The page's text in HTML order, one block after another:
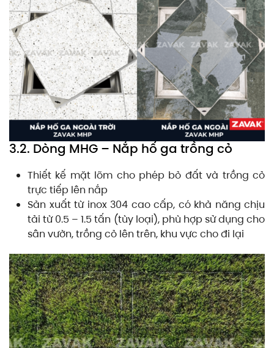
3.2. Dòng MHG – Nắp hố ga trồng cỏ
Thiết kế mặt lõm cho phép bỏ đất và trồng cỏ
trực tiếp lên nắp
Sản xuất từ inox 304 cao cấp, có khả năng chịu
tải từ 0.5 – 1.5 tấn (tùy loại), phù hợp sử dụng cho
sân vườn, trồng cỏ lên trên, khu vực cho đi lại